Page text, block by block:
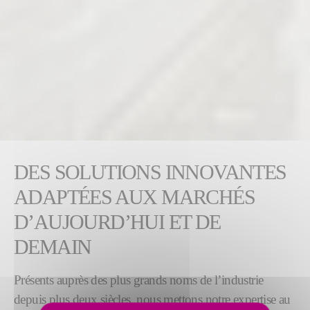
DES SOLUTIONS INNOVANTES
ADAPTÉES AUX MARCHÉS
D’AUJOURD’HUI ET DE
DEMAIN
Présents auprès des plus grands noms de l’industrie
depuis plus deux siècles, nous mettons notre expertise au